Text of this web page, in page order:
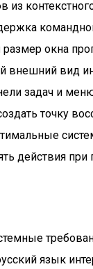
из
размер окна
внешний вид
задач и
точку
действия при
язык